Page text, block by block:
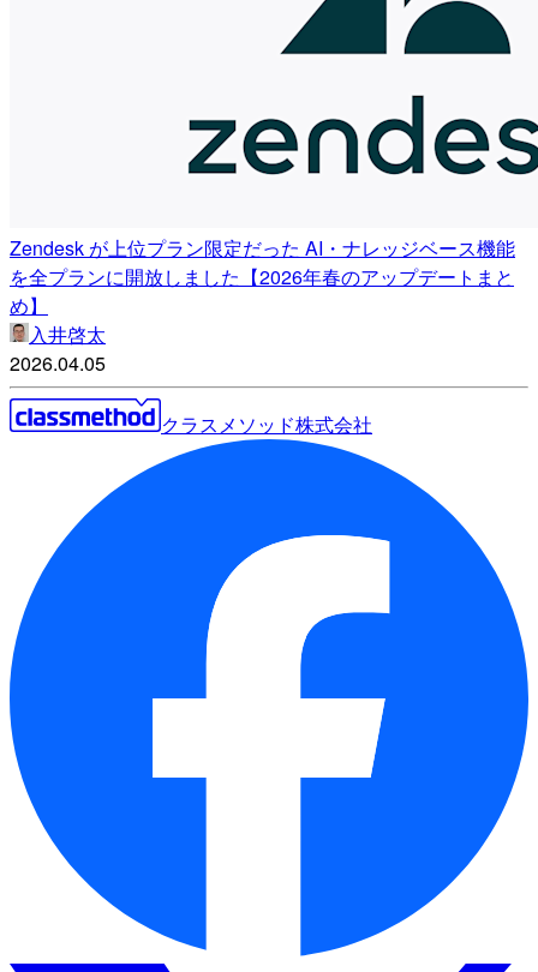
Zendesk が上位プラン限定だった AI・ナレッジベース機能
を全プランに開放しました【2026年春のアップデートまと
め】
入井啓太
2026.04.05
クラスメソッド株式会社